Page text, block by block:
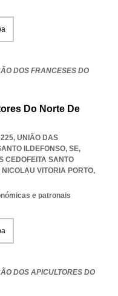
DOS FRANCESES DO
Do Norte De
UNIÃO DAS
ILDEFONSO, SE,
CEDOFEITA SANTO
VITORIA PORTO,
e patronais
DOS APICULTORES DO